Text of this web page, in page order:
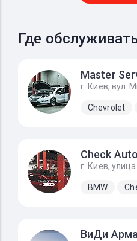
Где
Master
г. Киев, вул.
Chevrolet
Check
г. Киев,
BMW
ВиДи